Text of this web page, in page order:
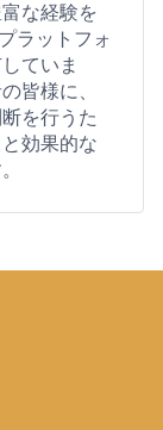
な経験を
ラットフォ
ていま
皆様に、
を行うた
効果的な